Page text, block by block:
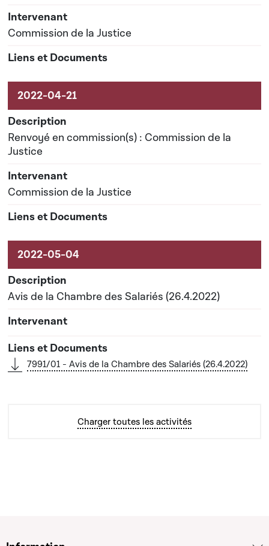
Commission de la Justice
Renvoyé en commission(s) : Commission de la
Justice
Commission de la Justice
Avis de la Chambre des Salariés (26.4.2022)
7991/01 - Avis de la Chambre des Salariés (26.4.2022)
Charger toutes les activités